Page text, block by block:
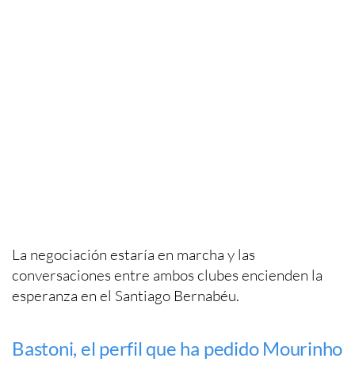
La negociación estaría en marcha y las
conversaciones entre ambos clubes encienden la
esperanza en el Santiago Bernabéu.
Bastoni, el perfil que ha pedido Mourinho